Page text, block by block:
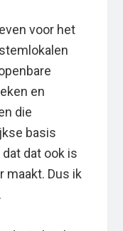
voor het
en
die
basis
dat ook is
maakt. Dus ik